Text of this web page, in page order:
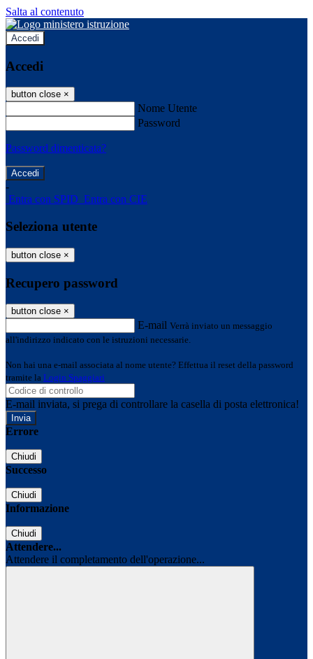
Salta al contenuto
Accedi
Accedi
button close ×
Nome Utente
Password
Password dimenticata?
-
Entra con SPID Entra con CIE
Seleziona utente
button close ×
Recupero password
button close ×
E-mail Verrà inviato un messaggio
all'indirizzo indicato con le istruzioni necessarie.
Non hai una e-mail associata al nome utente? Effettua il reset della password
tramite la Login Spaggiari
E-mail inviata, si prega di controllare la casella di posta elettronica!
Errore
Chiudi
Successo
Chiudi
Informazione
Chiudi
Attendere...
Attendere il completamento dell'operazione...